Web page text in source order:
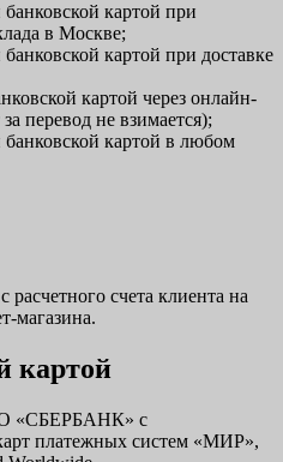
картой при
в Москве;
картой при доставке
картой через онлайн-
перевод не взимается);
картой в любом
счета клиента на
магазина.
картой
«СБЕРБАНК» с
платежных систем «МИР»,